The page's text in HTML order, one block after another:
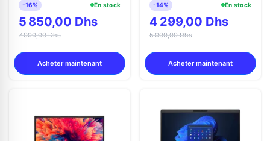
-16% En stock
5 850,00 Dhs
7 000,00 Dhs
Acheter maintenant
-14% En stock
4 299,00 Dhs
5 000,00 Dhs
Acheter maintenant